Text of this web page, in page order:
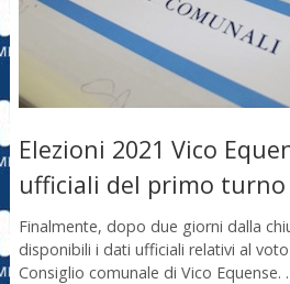
Elezioni 2021 Vico
ufficiali del primo turno
Finalmente, dopo due giorni dalla
disponibili i dati ufficiali relativi al
Consiglio comunale di Vico Equense.